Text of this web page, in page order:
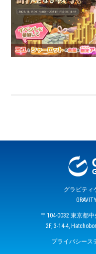
グラビティ
〒104-0032 東京都
2F, 3-14-4,
プライバシース